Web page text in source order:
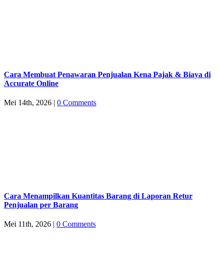
Cara Membuat Penawaran Penjualan Kena Pajak & Biaya di
Accurate Online
Mei 14th, 2026 | 0 Comments
Cara Menampilkan Kuantitas Barang di Laporan Retur
Penjualan per Barang
Mei 11th, 2026 | 0 Comments